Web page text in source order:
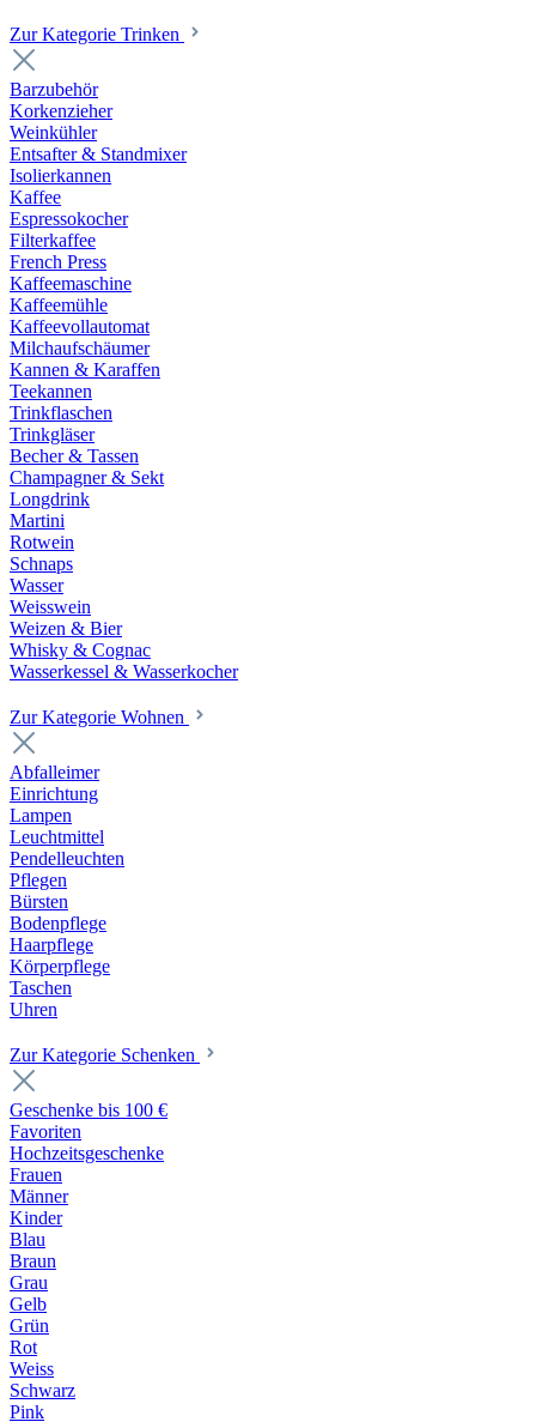
Zur Kategorie Trinken
Barzubehör
Korkenzieher
Weinkühler
Entsafter & Standmixer
Isolierkannen
Kaffee
Espressokocher
Filterkaffee
French Press
Kaffeemaschine
Kaffeemühle
Kaffeevollautomat
Milchaufschäumer
Kannen & Karaffen
Teekannen
Trinkflaschen
Trinkgläser
Becher & Tassen
Champagner & Sekt
Longdrink
Martini
Rotwein
Schnaps
Wasser
Weisswein
Weizen & Bier
Whisky & Cognac
Wasserkessel & Wasserkocher
Zur Kategorie Wohnen
Abfalleimer
Einrichtung
Lampen
Leuchtmittel
Pendelleuchten
Pflegen
Bürsten
Bodenpflege
Haarpflege
Körperpflege
Taschen
Uhren
Zur Kategorie Schenken
Geschenke bis 100 €
Favoriten
Hochzeitsgeschenke
Frauen
Männer
Kinder
Blau
Braun
Grau
Gelb
Grün
Rot
Weiss
Schwarz
Pink